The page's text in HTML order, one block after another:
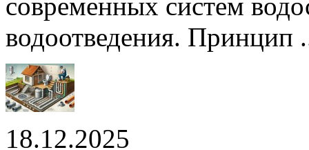
водоотведения. Принцип
18.12.2025